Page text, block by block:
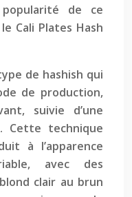
de ce
Cali Plates Hash
de hashish qui
de production,
suivie d’une
Cette technique
à l’apparence
avec des
clair au brun